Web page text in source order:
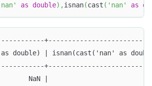
as double) ,isnan(cast ( 'nan' as
double) | isnan(cast('nan' as
NaN |